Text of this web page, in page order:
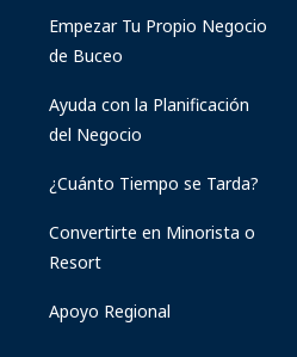
Empezar Tu Propio Negocio
de Buceo
Ayuda con la Planificación
del Negocio
¿Cuánto Tiempo se Tarda?
Convertirte en Minorista o
Resort
Apoyo Regional